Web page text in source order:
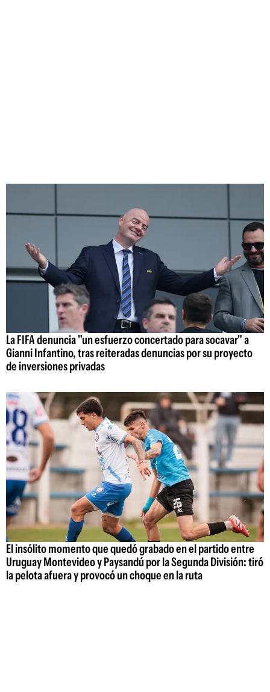
La FIFA denuncia "un esfuerzo concertado para socavar" a
Gianni Infantino, tras reiteradas denuncias por su proyecto
de inversiones privadas
El insólito momento que quedó grabado en el partido entre
Uruguay Montevideo y Paysandú por la Segunda División: tiró
la pelota afuera y provocó un choque en la ruta